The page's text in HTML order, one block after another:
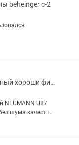
beheinger c-2
Микрофон студийный хороши фирменной
NEUMANN U87
шума качества
этот
1 штука